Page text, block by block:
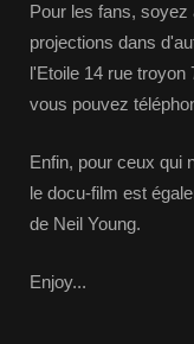
Pour les fans,
projections dans
l'Etoile 14 rue
vous pouvez
Enfin, pour ceux qui
le docu-film est
de Neil Young.
Enjoy...